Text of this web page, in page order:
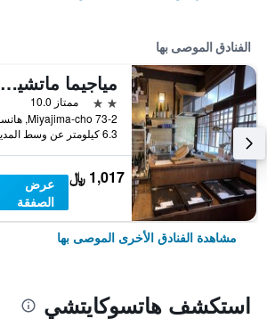
الفنادق الموصى بها
مياجيما ماتشيا هوتل شيوماتشي أون
2 نجمتين
ممتاز 10.0
6.3 كيلومتر عن وسط المدينة
1,017 ﷼
عرض
الصفقة
مشاهدة الفنادق الأخرى الموصى بها
استكشف هاتسوكايتشي